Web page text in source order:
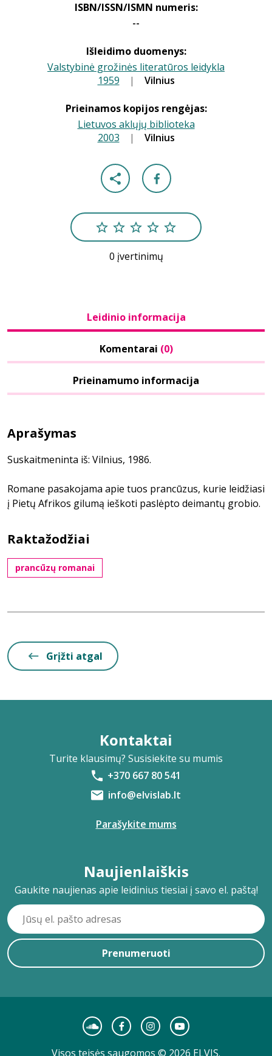
ISBN/ISSN/ISMN numeris:
--
Išleidimo duomenys:
Valstybinė grožinės literatūros leidykla
1959 | Vilnius
Prieinamos kopijos rengėjas:
Lietuvos aklųjų biblioteka
2003 | Vilnius
0 įvertinimų
Leidinio informacija
Komentarai (0)
Prieinamumo informacija
Aprašymas
Suskaitmeninta iš: Vilnius, 1986.
Romane pasakojama apie tuos prancūzus, kurie leidžiasi
į Pietų Afrikos gilumą ieškoti paslėpto deimantų grobio.
Raktažodžiai
prancūzų romanai
Grįžti atgal
Kontaktai
Turite klausimų? Susisiekite su mumis
+370 667 80 541
info@elvislab.lt
Parašykite mums
Naujienlaiškis
Gaukite naujienas apie leidinius tiesiai į savo el. paštą!
Prenumeruoti
Visos teisės saugomos © 2026 ELVIS.